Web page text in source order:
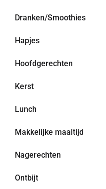
Dranken/Smoothies
Hapjes
Hoofdgerechten
Kerst
Lunch
Makkelijke maaltijd
Nagerechten
Ontbijt